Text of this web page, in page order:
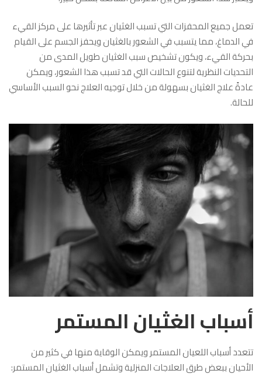
تعمل جميع المحفزات التي تسبب الغثيان عبر تأثيرها على مركز القيء
في الدماغ، مما يتسبب في الشعور بالغثيان ويحفز الجسم على القيام
بحركة القيء، ويكون تشخيص سبب الغثيان طويل المدى من
التحديات النظرية لتنوع الحالات التي قد تسبب هذا الشعور، ويمكن
عادةً علاج الغثيان بسهولة من خلال توجيه العلاج نحو السبب الأساسي
للحالة.
أسباب الغثيان المستمر
تتعدد أسباب اللعيان المستمر ويمكن الوقاية منها في كثير من
الأحيان ببعض طرق العلاجات المنزلية وتشمل أسباب الغثيان المستمر: